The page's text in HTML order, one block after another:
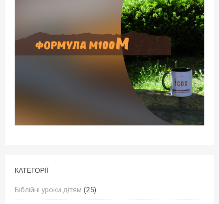
КАТЕГОРІЇ
Біблійні уроки дітям (25)